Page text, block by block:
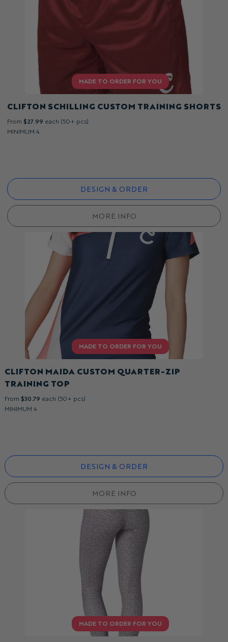
CLIFTON SCHILLING CUSTOM TRAINING SHORTS
From $27.99 each (50+ pcs)
MINIMUM 4
DESIGN & ORDER
MORE INFO
CLIFTON MAIDA CUSTOM QUARTER-ZIP
TRAINING TOP
From $30.79 each (50+ pcs)
MINIMUM 4
DESIGN & ORDER
MORE INFO